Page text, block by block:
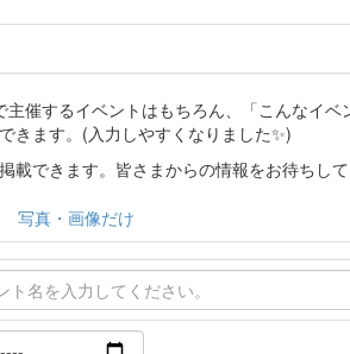
催するイベントはもちろん、「こんなイベ
きます。(入力しやすくなりました✨)
載できます。皆さまからの情報をお待ちし
写真・画像だけ